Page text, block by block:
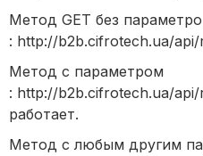
Метод GET без
: http://b2b.cifrotech.ua/
Метод с параметром
: http://b2b.cifrotech.ua/
работает.
Метод с любым другим